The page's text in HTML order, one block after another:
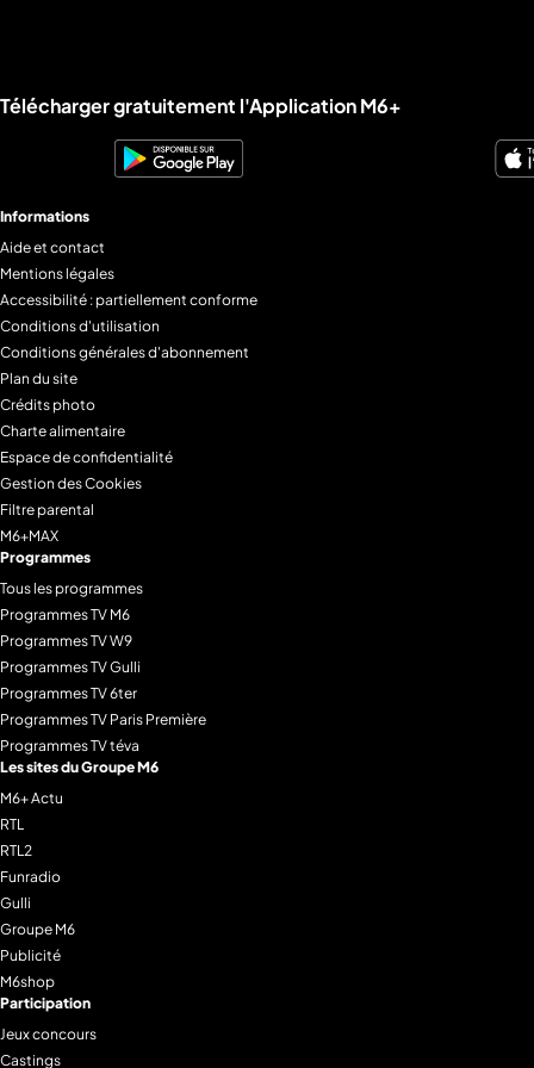
Liens utiles M6+.
Télécharger gratuitement l'Application M6+
Informations
Aide et contact
Mentions légales
Accessibilité : partiellement conforme
Conditions d'utilisation
Conditions générales d'abonnement
Plan du site
Crédits photo
Charte alimentaire
Espace de confidentialité
Gestion des Cookies
Filtre parental
M6+MAX
Programmes
Tous les programmes
Programmes TV M6
Programmes TV W9
Programmes TV Gulli
Programmes TV 6ter
Programmes TV Paris Première
Programmes TV téva
Les sites du Groupe M6
M6+ Actu
RTL
RTL2
Funradio
Gulli
Groupe M6
Publicité
M6shop
Participation
Jeux concours
Castings